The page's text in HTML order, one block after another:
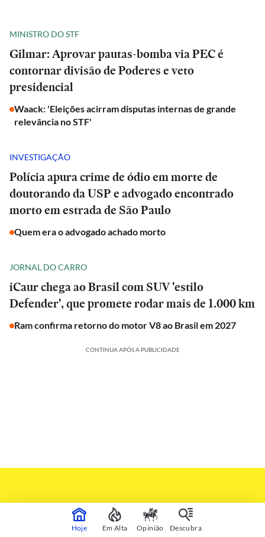
MINISTRO DO STF
Gilmar: Aprovar pautas-bomba via PEC é
contornar divisão de Poderes e veto
presidencial
Waack: 'Eleições acirram disputas internas de grande
relevância no STF'
INVESTIGAÇÃO
Polícia apura crime de ódio em morte de
doutorando da USP e advogado encontrado
morto em estrada de São Paulo
Quem era o advogado achado morto
JORNAL DO CARRO
iCaur chega ao Brasil com SUV 'estilo
Defender', que promete rodar mais de 1.000 km
Ram confirma retorno do motor V8 ao Brasil em 2027
CONTINUA APÓS A PUBLICIDADE
Hoje Em Alta Opinião Descubra